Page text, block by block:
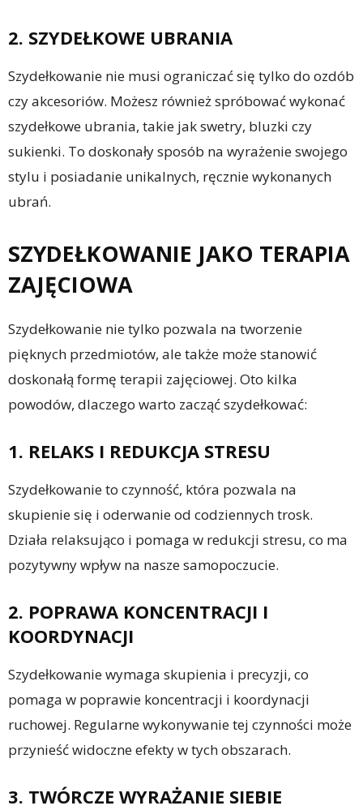
2. SZYDEŁKOWE UBRANIA
Szydełkowanie nie musi ograniczać się tylko do ozdób
czy akcesoriów. Możesz również spróbować wykonać
szydełkowe ubrania, takie jak swetry, bluzki czy
sukienki. To doskonały sposób na wyrażenie swojego
stylu i posiadanie unikalnych, ręcznie wykonanych
ubrań.
SZYDEŁKOWANIE JAKO TERAPIA
ZAJĘCIOWA
Szydełkowanie nie tylko pozwala na tworzenie
pięknych przedmiotów, ale także może stanowić
doskonałą formę terapii zajęciowej. Oto kilka
powodów, dlaczego warto zacząć szydełkować:
1. RELAKS I REDUKCJA STRESU
Szydełkowanie to czynność, która pozwala na
skupienie się i oderwanie od codziennych trosk.
Działa relaksująco i pomaga w redukcji stresu, co ma
pozytywny wpływ na nasze samopoczucie.
2. POPRAWA KONCENTRACJI I
KOORDYNACJI
Szydełkowanie wymaga skupienia i precyzji, co
pomaga w poprawie koncentracji i koordynacji
ruchowej. Regularne wykonywanie tej czynności może
przynieść widoczne efekty w tych obszarach.
3. TWÓRCZE WYRAŻANIE SIEBIE